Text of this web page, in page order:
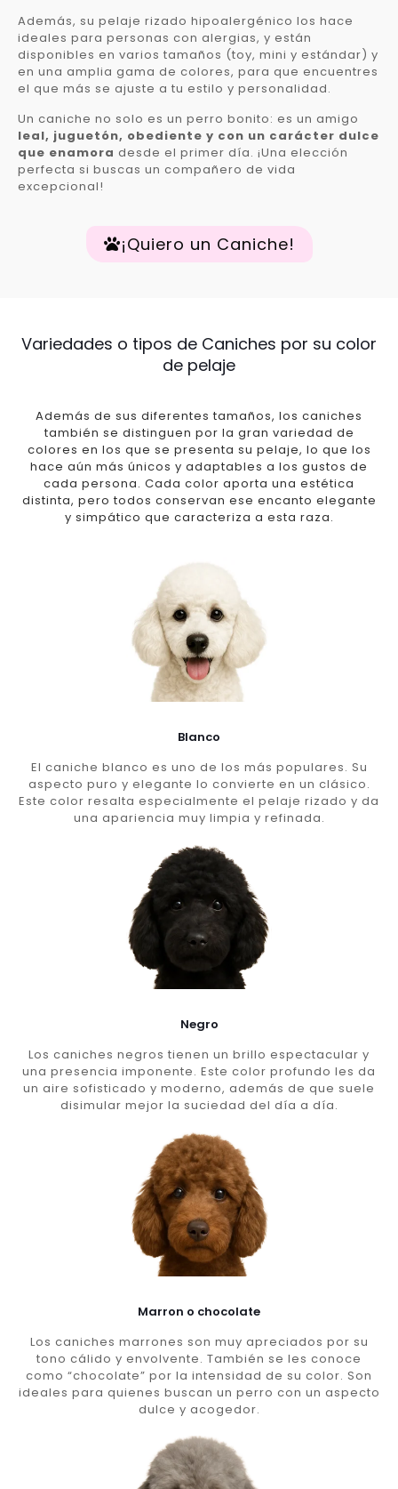
Además, su pelaje rizado hipoalergénico los hace
ideales para personas con alergias, y están
disponibles en varios tamaños (toy, mini y estándar) y
en una amplia gama de colores, para que encuentres
el que más se ajuste a tu estilo y personalidad.
Un caniche no solo es un perro bonito: es un amigo
leal, juguetón, obediente y con un carácter dulce
que enamora desde el primer día. ¡Una elección
perfecta si buscas un compañero de vida
excepcional!
¡Quiero un Caniche!
Variedades o tipos de Caniches por su color
de pelaje
Además de sus diferentes tamaños, los caniches
también se distinguen por la gran variedad de
colores en los que se presenta su pelaje, lo que los
hace aún más únicos y adaptables a los gustos de
cada persona. Cada color aporta una estética
distinta, pero todos conservan ese encanto elegante
y simpático que caracteriza a esta raza.
Blanco
El caniche blanco es uno de los más populares. Su
aspecto puro y elegante lo convierte en un clásico.
Este color resalta especialmente el pelaje rizado y da
una apariencia muy limpia y refinada.
Negro
Los caniches negros tienen un brillo espectacular y
una presencia imponente. Este color profundo les da
un aire sofisticado y moderno, además de que suele
disimular mejor la suciedad del día a día.
Marron o chocolate
Los caniches marrones son muy apreciados por su
tono cálido y envolvente. También se les conoce
como “chocolate” por la intensidad de su color. Son
ideales para quienes buscan un perro con un aspecto
dulce y acogedor.